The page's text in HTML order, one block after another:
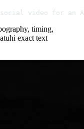
social video for
timing,
exact text